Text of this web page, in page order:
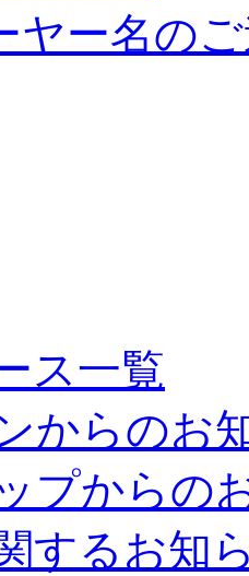
ヤー名の
ス一覧
からのお
プからの
するお知